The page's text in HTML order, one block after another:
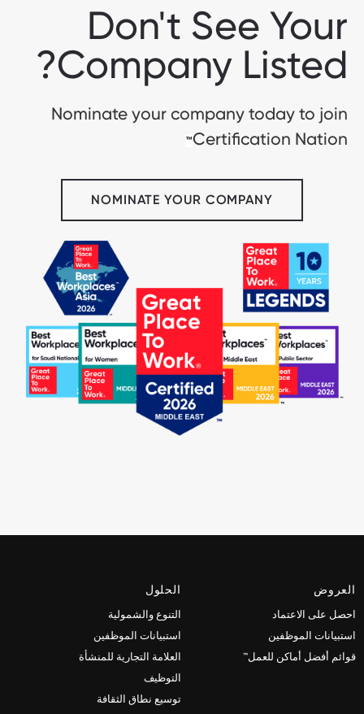
Don't See Your
Company Listed?
Nominate your company today to join
Certification Nation
™
NOMINATE YOUR COMPANY
العروض
احصل على الاعتماد
استبيانات الموظفين
قوائم أفضل أماكن للعمل™
الحلول
التنوع والشمولية
استبيانات الموظفين
العلامة التجارية للمنشأة
التوظيف
توسيع نطاق الثقافة